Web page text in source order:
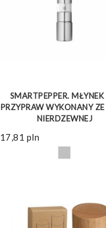
SMARTPEPPER.
PRZYPRAW WYKONANY
NIERDZEWNEJ
17,81 pln